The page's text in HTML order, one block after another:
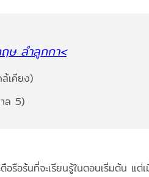
ษ ลำลูกกา<
เคียง)
ล 5)
อรือร้นที่จะเรียนรู้ในตอนเริ่มต้น